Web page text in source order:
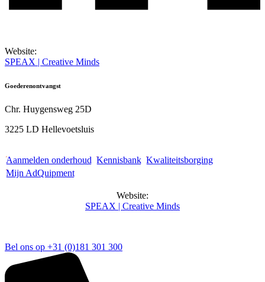
Website:
SPEAX | Creative Minds
Goederen­ontvangst
Chr. Huygensweg 25D
3225 LD Hellevoetsluis
Aanmelden onderhoud Kennisbank Kwaliteitsborging
Mijn AdQuipment
Website:
SPEAX | Creative Minds
Bel ons op +31 (0)181 301 300